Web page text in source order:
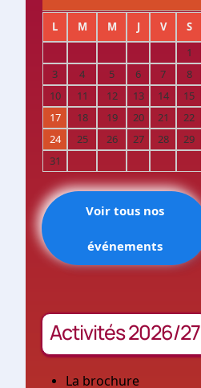
L M M J V S
1
3
4 5 6 7 8
10
11 12 13 14 15
17
18 19 20 21 22
24
25 26 27 28 29
31
Voir tous nos
événements
Activités 2026/27
La brochure